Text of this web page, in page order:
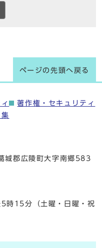
ページの先頭へ戻る
ィ
著作権・セキュリティ
郡広陵町大字南郷583
時15分（土曜・日曜・祝